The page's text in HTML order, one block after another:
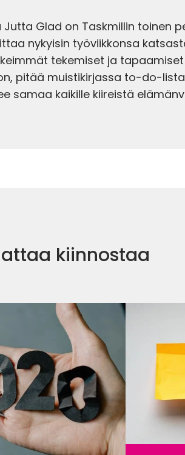
Jutta Glad on Taskmillin toinen
nykyisin työviikkonsa
tekemiset ja tapaamiset
pitää muistikirjassa to-do-
samaa kaikille kiireistä
kiinnostaa